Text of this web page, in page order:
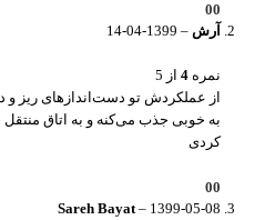
0
0
آرش –
1399-04-14
نمره 4 از 5
از عملکردش تو دست‌اندازهای ریز
به خوبی جذب می‌کنه و به اتاق منتقل
کردی
0
0
Sareh Bayat – 1399-05-08